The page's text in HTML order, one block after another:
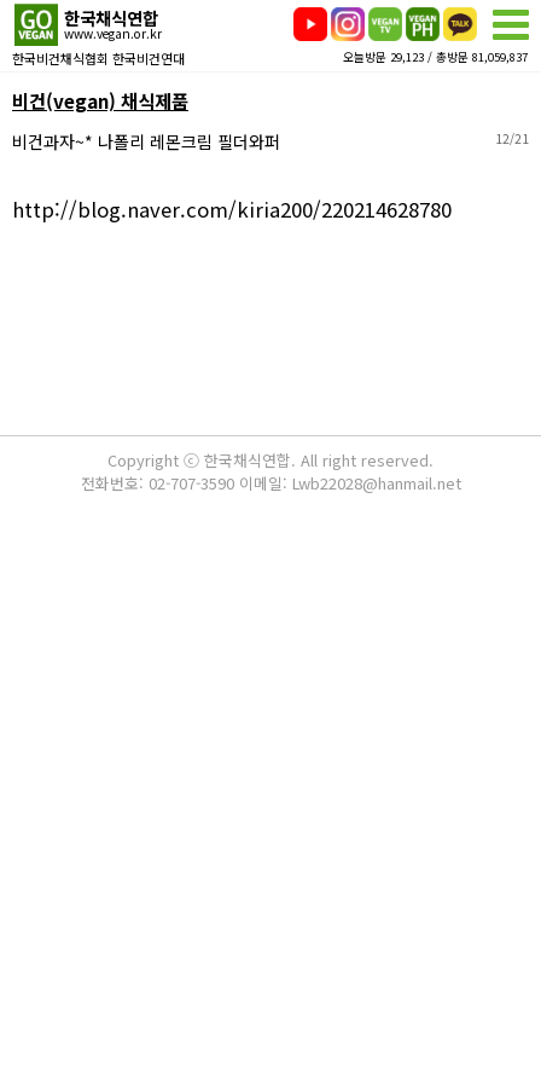
한국채식연합
www.vegan.or.kr
한국비건채식협회 한국비건연대 오늘방문 29,123 / 총방문 81,059,837
비건(vegan) 채식제품
비건과자~* 나폴리 레몬크림 필더와퍼 12/21
http://blog.naver.com/kiria200/220214628780
Copyright ⓒ 한국채식연합. All right reserved.
전화번호: 02-707-3590 이메일: Lwb22028@hanmail.net